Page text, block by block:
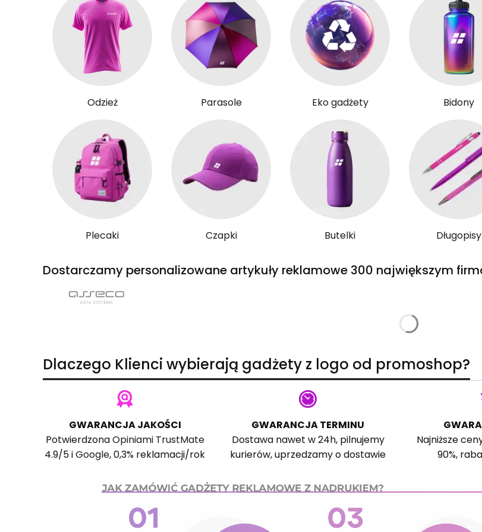
Odzież Parasole Eko gadżety Bidony
Plecaki Czapki Butelki Długopisy
Dostarczamy personalizowane artykuły reklamowe 300 największym
Dlaczego Klienci wybierają gadżety z logo od promoshop?
GWARANCJA JAKOŚCI
PotwierdzonaOpiniami TrustMate
4.9/5 iGoogle, 0,3% reklamacji/rok
GWARANCJA TERMINU
Dostawa nawet w 24h, pilnujemy
kurierów, uprzedzamy o dostawie
Najniższe
90%,